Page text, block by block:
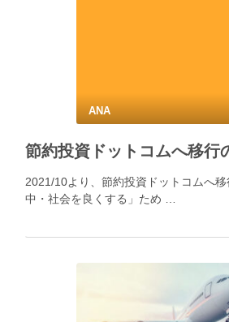
ANA
節約投資ドットコムへ移行
2021/10より、節約投資ドットコムへ
中・社会を良くする」ため …